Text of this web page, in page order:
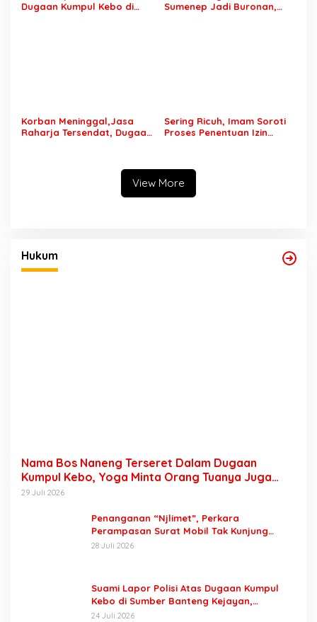
Dugaan Kumpul Kebo di
Sumenep Jadi Buronan,
Korban Meninggal,Jasa
Raharja Tersendat, Dugaan
Sering Ricuh, Imam Soroti
Proses Penentuan Izin
View More
Hukum
Nama Bos Naneng Terseret Dalam Dugaan
Kumpul Kebo, Yoga Minta Orang Tuanya Juga
Dipanggil Polisi
29 Juli 2026
Penanganan “Njlimet”, Perkara
Perampasan Surat Mobil Tak Kunjung
Tersangka Padahal Setahun di Polres
28 Juli 2026
Suami Lapor Polisi Atas Dugaan Kumpul
Kebo di Sumber Banteng Kejayan,
Keluarga Minta Segera Ditangkap
24 Juli 2026